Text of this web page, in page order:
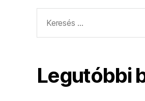
Legutóbbi